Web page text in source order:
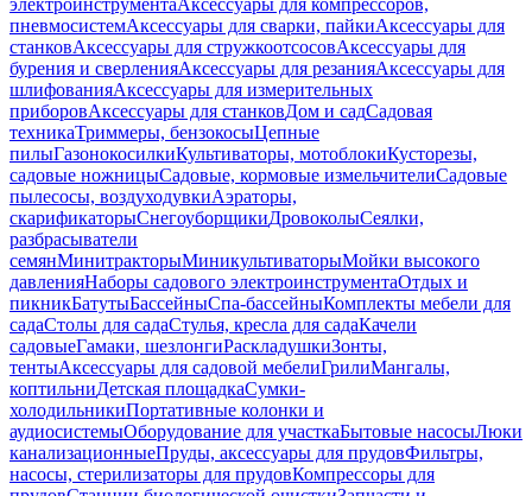
электроинструментаАксессуары для компрессоров,
пневмосистемАксессуары для сварки, пайкиАксессуары для
станковАксессуары для стружкоотсосовАксессуары для
бурения и сверленияАксессуары для резанияАксессуары для
шлифованияАксессуары для измерительных
приборовАксессуары для станковДом и садСадовая
техникаТриммеры, бензокосыЦепные
пилыГазонокосилкиКультиваторы, мотоблокиКусторезы,
садовые ножницыСадовые, кормовые измельчителиСадовые
пылесосы, воздуходувкиАэраторы,
скарификаторыСнегоуборщикиДровоколыСеялки,
разбрасыватели
семянМинитракторыМиникультиваторыМойки высокого
давленияНаборы садового электроинструментаОтдых и
пикникБатутыБассейныСпа-бассейныКомплекты мебели для
садаСтолы для садаСтулья, кресла для садаКачели
садовыеГамаки, шезлонгиРаскладушкиЗонты,
тентыАксессуары для садовой мебелиГрилиМангалы,
коптильниДетская площадкаСумки-
холодильникиПортативные колонки и
аудиосистемыОборудование для участкаБытовые насосыЛюки
канализационныеПруды, аксессуары для прудовФильтры,
насосы, стерилизаторы для прудовКомпрессоры для